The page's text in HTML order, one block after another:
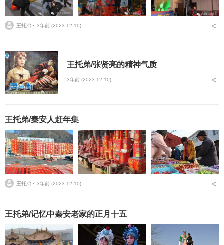
王托弟 ⋅ 3年前 (2023-12-10)
王托弟/张贤亮的精神气质
3年前 (2023-12-10)
王托弟/秦安人赶年集
王托弟 ⋅ 3年前 (2023-12-10)
王托弟/记忆中秦安老家的正月十五